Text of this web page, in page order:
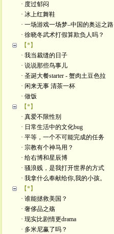
· 度过郁闷
· 冰上红舞鞋
· 一场游戏一场梦–中国的奥运之路
· 徐晓冬武术打假算欺负人吗？
【*】
· 我当裁缝的日子
· 说说那些鸟事儿
· 圣诞大餐starter - 蟹肉土豆色拉
· 闲来无事 清茶一杯
· 做饭
【*】
· 真爱不限性别
· 日常生活中的文化bug
· 平等，一个不可能完成的任务
· 宗教有个神马用？
· 给右博和星辰博
· 骚浪贱，是我打开世界的方式
· 我拿什么奉献给你,我的小孩。
【*】
· 谁能拯救美国？
· 奢侈品之殇
· 现实比剧情更drama
· 多米尼赢了吗？